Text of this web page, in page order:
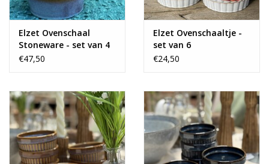
Elzet Ovenschaal
Stoneware - set van 4
€47,50
Elzet Ovenschaaltje -
set van 6
€24,50